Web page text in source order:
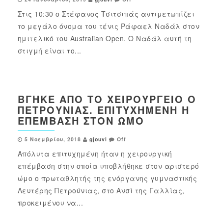
Στις 10:30 ο Στέφανος Τσιτσιπάς αντιμετωπίζει
το μεγάλο όνομα του τένις Ράφαελ Ναδάλ στον
ημιτελικό του Australian Open. Ο Ναδάλ αυτή τη
στιγμή είναι το...
ΒΓΉΚΕ ΑΠΌ ΤΟ ΧΕΙΡΟΥΡΓΕΊΟ Ο
ΠΕΤΡΟΎΝΙΑΣ. ΕΠΙΤΥΧΗΜΈΝΗ Η
ΕΠΈΜΒΑΣΗ ΣΤΟΝ ΏΜΟ
5 Νοεμβρίου, 2018 gjouvi Off
Απόλυτα επιτυχημένη ήταν η χειρουργική
επέμβαση στην οποία υποβλήθηκε στον αριστερό
ώμο ο πρωταθλητής της ενόργανης γυμναστικής
Λευτέρης Πετρούνιας, στο Ανσί της Γαλλίας,
προκειμένου να...